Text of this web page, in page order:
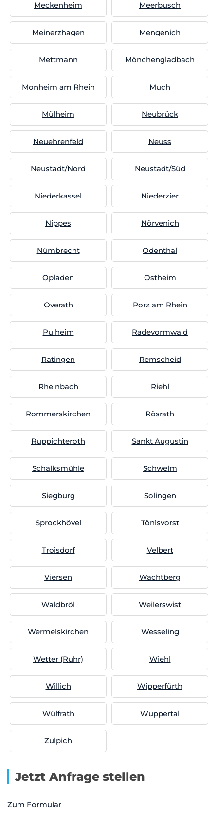
Meckenheim Meerbusch
Meinerzhagen Mengenich
Mettmann Mönchengladbach
Monheim am Rhein Much
Mülheim Neubrück
Neuehrenfeld Neuss
Neustadt/Nord Neustadt/Süd
Niederkassel Niederzier
Nippes Nörvenich
Nümbrecht Odenthal
Opladen Ostheim
Overath Porz am Rhein
Pulheim Radevormwald
Ratingen Remscheid
Rheinbach Riehl
Rommerskirchen Rösrath
Ruppichteroth Sankt Augustin
Schalksmühle Schwelm
Siegburg Solingen
Sprockhövel Tönisvorst
Troisdorf Velbert
Viersen Wachtberg
Waldbröl Weilerswist
Wermelskirchen Wesseling
Wetter (Ruhr) Wiehl
Willich Wipperfürth
Wülfrath Wuppertal
Zulpich
Jetzt Anfrage stellen
Zum Formular